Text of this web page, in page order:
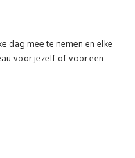
dag mee te nemen en elke
voor jezelf of voor een